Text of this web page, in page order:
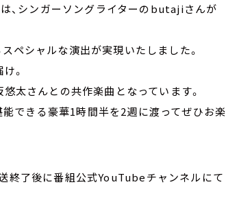
、シンガーソングライターのbutajiさんが
ペシャルな演出が実現いたしました。
。
太さんとの共作楽曲となっています。
できる豪華1時間半を2週に渡ってぜひお楽
終了後に番組公式YouTubeチャンネルにて